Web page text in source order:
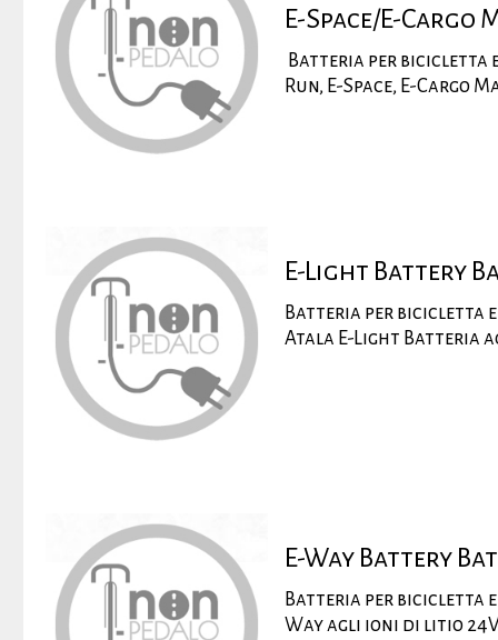
E-Space/E-Cargo
Batteria per bicicletta
Run, E-Space, E-Cargo
E-Light Battery
Batteria per bicicletta
Atala E-Light Batteria
E-Way Battery
Batteria per bicicletta
Way agli ioni di litio